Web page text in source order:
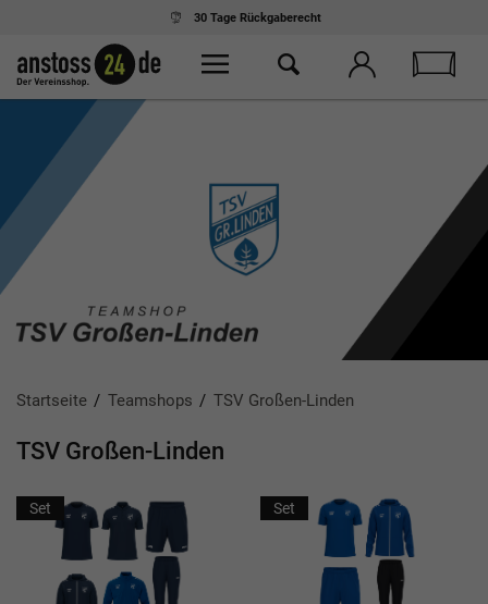
Ab 75,- € Einkaufkostenloser Versand
Startseite Teamshops TSV Großen-Linden
TSV Großen-Linden
Set Set